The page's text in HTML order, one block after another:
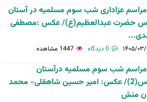
مراسم عزاداری شب سوم مسلمیه در آستان
حضرت عبدالعظیم(ع)/ عکس :مصطفی
۰۳/۰۵ 0 دیدگاه 1447 مشاهده
مراسم شب سوم مسلمیه درآستان
مقدس(2)/ عکس: امیر حسین شاهقلی- محمد
منش